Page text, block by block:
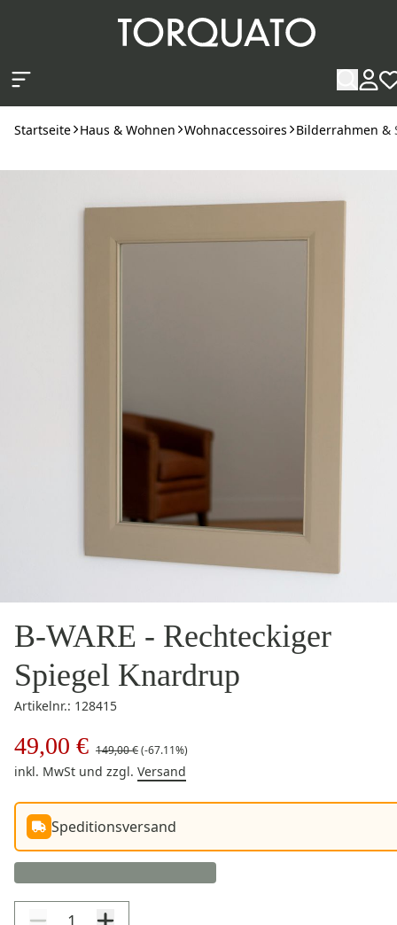
Startseite Haus & Wohnen Wohnaccessoires Bilderrahmen &
B-WARE - Rechteckiger
Spiegel Knardrup
Artikelnr.: 128415
49,00 € 149,00 €(-67.11%)
inkl. MwSt und zzgl. Versand
Speditionsversand